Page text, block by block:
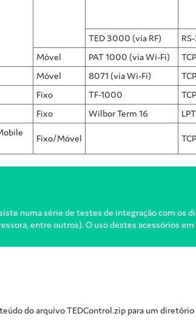
TED 3000 (via RF)
Móvel
PAT 1000 (via Wi-Fi)
Móvel 8071 (via Wi-Fi)
Fixo TF-1000
Fixo Wilbor Term 16
Fixo/Móvel
numa série de testes de integração com
entre outros). O uso destes acessórios
do arquivo TEDControl.zip para um